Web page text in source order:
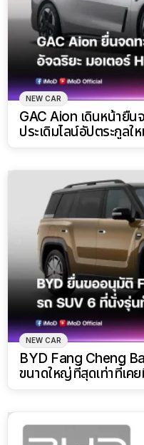
NEW CAR
GAC Aion เดินหน้ายื่น
ประเดิมไลน์อัปตระกูลใ
NEW CAR
BYD Fang Cheng
ขนาดใหญ่ที่สุดเท่าที่เค